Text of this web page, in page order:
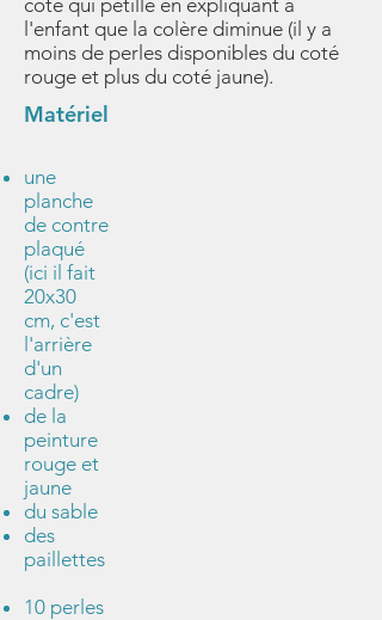
coté qui pétille en expliquant à
l'enfant que la colère diminue (il y a
moins de perles disponibles du coté
rouge et plus du coté jaune)​​.
Matériel
une
planche
de contre
plaqué
(ici il fait
20x30
cm, c'est
l'arrière
d'un
cadre)
de la
peinture
rouge et
jaune
du sable
des
paillettes
10 perles